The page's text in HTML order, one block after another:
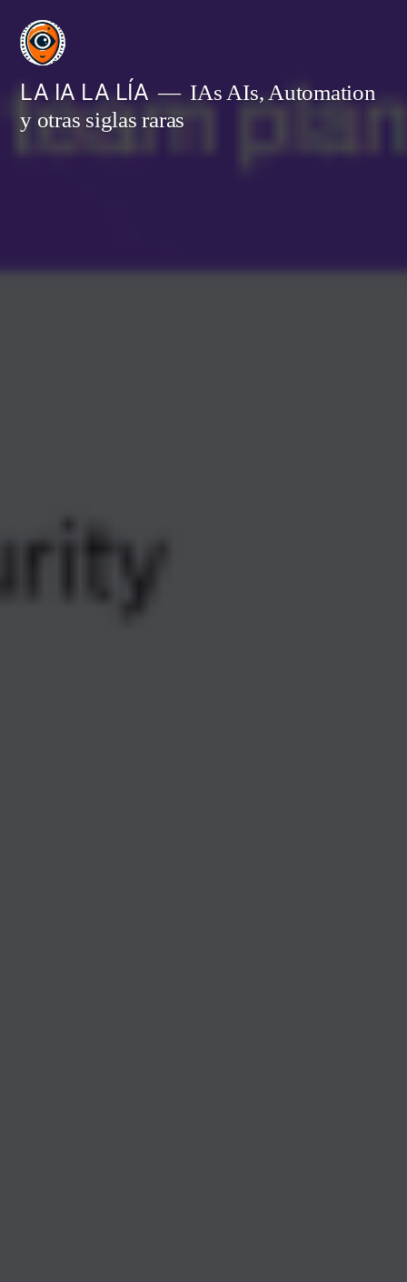
Saltar
contenido
LA IA LA LÍA
IAs AIs, Automation
y otras siglas raras